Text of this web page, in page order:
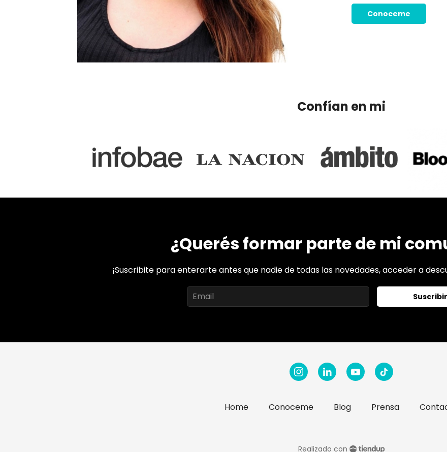
Conoceme
Confían en mi
¿Querés formar parte de mi
¡Suscribite para enterarte antes que nadie de todas las novedades, acceder a
Home Conoceme Blog Prensa
Realizado con